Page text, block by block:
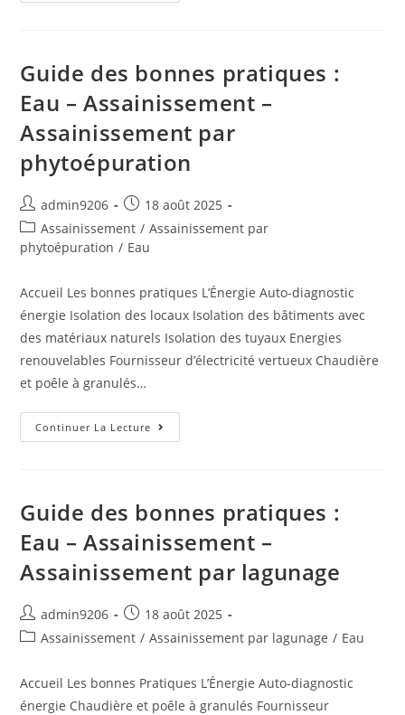
Guide des bonnes pratiques :
Eau – Assainissement –
Assainissement par
phytoépuration
admin9206
18 août 2025
Assainissement / Assainissement par
phytoépuration / Eau
Accueil Les bonnes pratiques L’Énergie Auto-diagnostic
énergie Isolation des locaux Isolation des bâtiments avec
des matériaux naturels Isolation des tuyaux Energies
renouvelables Fournisseur d’électricité vertueux Chaudière
et poêle à granulés…
Continuer La Lecture
Guide des bonnes pratiques :
Eau – Assainissement –
Assainissement par lagunage
admin9206
18 août 2025
Assainissement / Assainissement par lagunage / Eau
Accueil Les bonnes Pratiques L’Énergie Auto-diagnostic
énergie Chaudière et poêle à granulés Fournisseur